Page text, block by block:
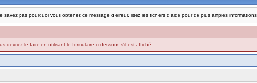
pas pourquoi vous obtenez ce message d'erreur, lisez les fichiers d'aide pour de plus amples informations.
devriez le faire en utilisant le formulaire ci-dessous s'il est affiché.